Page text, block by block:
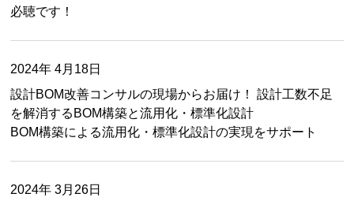
必聴です！
2024年 4月18日
設計BOM改善コンサルの現場からお届け！ 設計工数不足
を解消するBOM構築と流用化・標準化設計
BOM構築による流用化・標準化設計の実現をサポート
2024年 3月26日